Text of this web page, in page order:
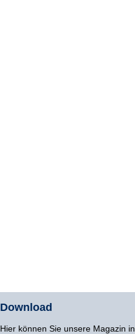
Download
Hier können Sie unsere Magazin in